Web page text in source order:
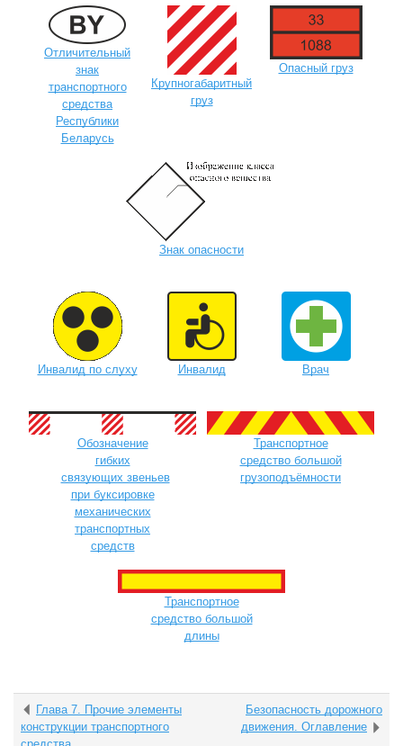
Отличительный
знак
транспортного
средства
Республики
Беларусь
Крупногабаритный
груз
Опасный груз
Знак опасности
Инвалид по слуху Инвалид Врач
Обозначение
гибких
связующих звеньев
при буксировке
механических
транспортных
средств
Транспортное
средство большой
грузоподъёмности
Транспортное
средство большой
длины
Глава 7. Прочие элементы
конструкции транспортного
Безопасность дорожного
движения. Оглавление